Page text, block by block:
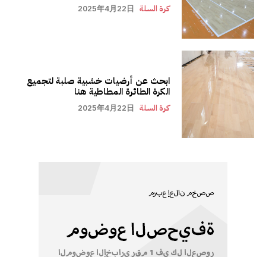
كرة السلة 2025年4月22日
ابحث عن أرضيات خشبية صلبة لتجميع
الكرة الطائرة المطاطية هنا
كرة السلة 2025年4月22日